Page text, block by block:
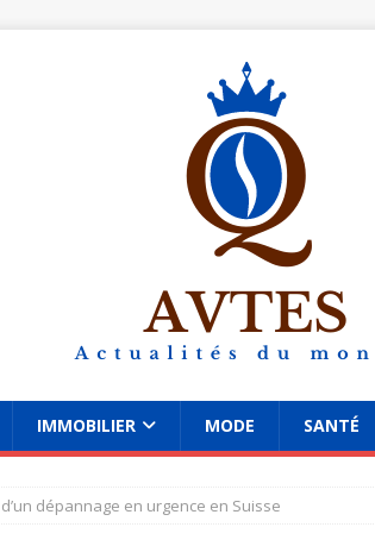
IMMOBILIER MODE SANTÉ
dépannage en urgence en Suisse